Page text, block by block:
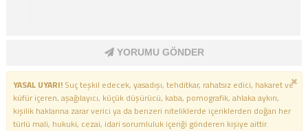
YORUMU GÖNDER
YASAL UYARI!Suç teşkil edecek, yasadışı, tehditkar, rahatsız edici, hakaret ve
küfür içeren, aşağılayıcı, küçük düşürücü, kaba, pornografik, ahlaka aykırı,
kişilik haklarına zarar verici ya da benzeri niteliklerde içeriklerden doğan her
türlü mali, hukuki, cezai, idari sorumluluk içeriği gönderen kişiye aittir.